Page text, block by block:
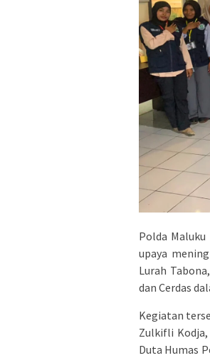
Polda
upaya
Lurah
dan Cerdas
Kegiatan
Zulkifli Kodja,
Duta Humas